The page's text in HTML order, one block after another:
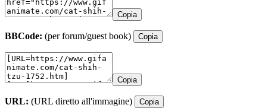
Copia
BBCode: (per forum/guest book) Copia
Copia
URL: (URL diretto all'immagine) Copia